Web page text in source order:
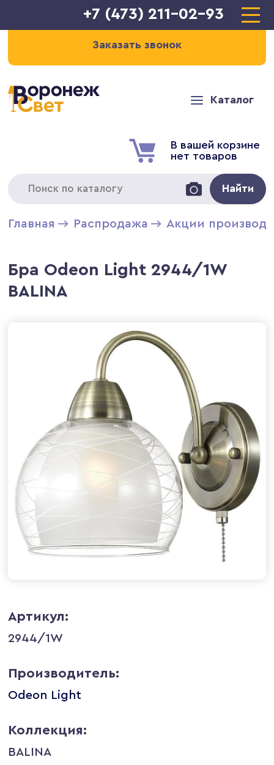
+7 (473) 211-02-93
Заказать звонок
Каталог
В вашей корзине
нет товаров
Найти
Главная Распродажа Акции
Бра Odeon Light 2944/1W
BALINA
Артикул:
2944/1W
Производитель:
Odeon Light
Коллекция:
BALINA